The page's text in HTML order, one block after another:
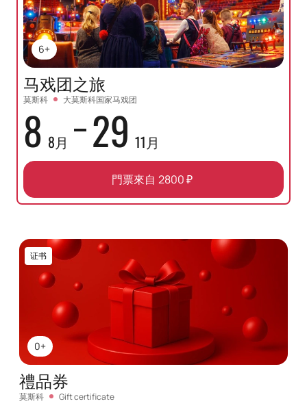
6+
马戏团之旅
莫斯科 大莫斯科国家马戏团
8 8月 29 11月
門票來自 2800₽
0+
证书
禮品券
莫斯科 Gift certificate